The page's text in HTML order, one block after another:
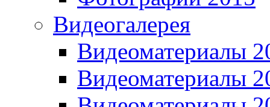
Видеогалерея
Видеоматериалы
Видеоматериалы